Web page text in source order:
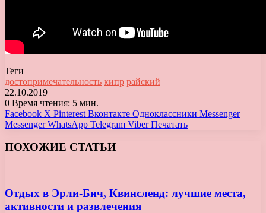
Теги
достопримечательность кипр райский
22.10.2019
0 Время чтения: 5 мин.
Facebook X Pinterest Вконтакте Одноклассники Messenger
Messenger WhatsApp Telegram Viber Печатать
ПОХОЖИЕ СТАТЬИ
Отдых в Эрли-Бич, Квинсленд: лучшие места,
активности и развлечения